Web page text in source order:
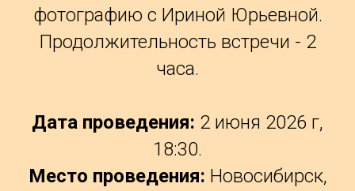
фотографию с Ириной Юрьевной.
Продолжительность встречи - 2
часа.
Дата проведения: 2 июня 2026 г,
18:30.
Место проведения: Новосибирск,